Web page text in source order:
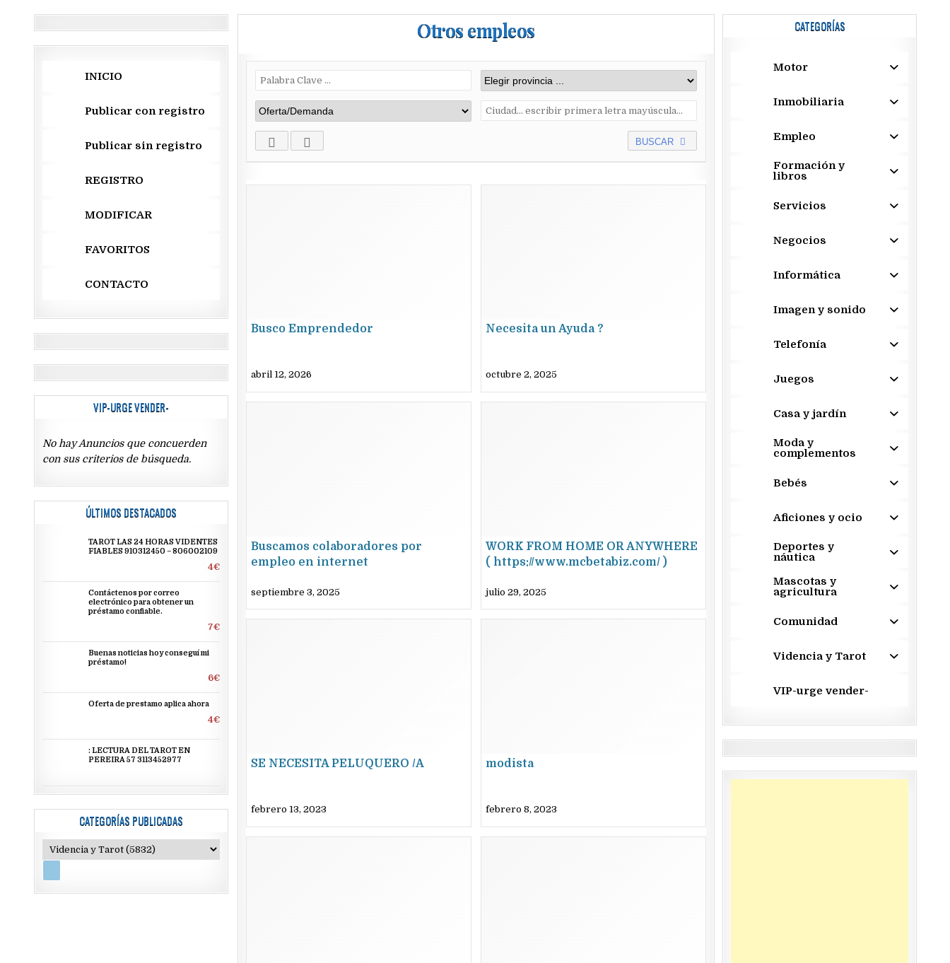
Otros empleos
BUSCAR
Busco Emprendedor
abril 12, 2026
Necesita un Ayuda ?
octubre 2, 2025
Buscamos colaboradores por
empleo en internet
septiembre 3, 2025
WORK FROM HOME OR ANYWHERE
( https://www.mcbetabiz.com/ )
julio 29, 2025
SE NECESITA PELUQUERO /A
febrero 13, 2023
modista
febrero 8, 2023
INICIO
Publicar con registro
Publicar sin registro
REGISTRO
MODIFICAR
FAVORITOS
CONTACTO
VIP-URGE VENDER-
No hay Anuncios que concuerden
con sus criterios de búsqueda.
ÚLTIMOS DESTACADOS
TAROT LAS 24 HORAS VIDENTES
FIABLES 910312450 – 806002109
4€
Contáctenos por correo
electrónico para obtener un
préstamo confiable.
7€
Buenas noticias hoy conseguí mi
préstamo!
6€
Oferta de prestamo aplica ahora
4€
: LECTURA DEL TAROT EN
PEREIRA 57 3113452977
CATEGORÍAS PUBLICADAS
CATEGORÍAS
Motor
Inmobiliaria
Empleo
Formación y
libros
Servicios
Negocios
Informática
Imagen y sonido
Telefonía
Juegos
Casa y jardín
Moda y
complementos
Bebés
Aficiones y ocio
Deportes y
náutica
Mascotas y
agricultura
Comunidad
Videncia y Tarot
VIP-urge vender-